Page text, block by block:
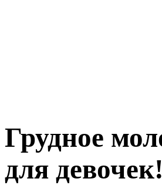
Грудное
для девочек!